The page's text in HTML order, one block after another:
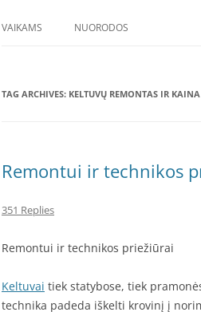
VAIKAMS NUORODOS
PADANGOS PIGIAU
SEO STRAIPSNIU TALPINIMAS
TAG ARCHIVES: KELTUVŲ REMONTAS IR KAINA
Remontui ir technikos
351 Replies
Remontui ir technikos priežiūrai
Keltuvai tiek statybose, tiek
technika padeda iškelti krovinį į